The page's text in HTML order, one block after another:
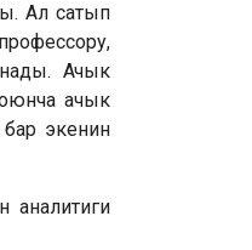
Ал сатып
Ачык
ачык
экенин